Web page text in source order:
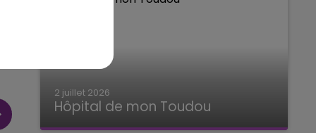
2 juillet 2026
Hôpital de mon Toudou
Hôpital de mon Toudou